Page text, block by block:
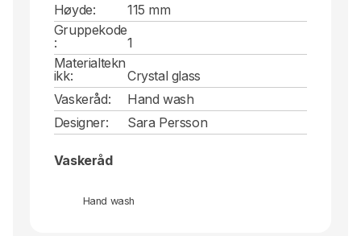
Høyde:
115 mm
Gruppekode
:
1
Materialtekn
ikk:
Crystal glass
Vaskeråd:
Hand wash
Designer:
Sara Persson
Vaskeråd
Hand wash